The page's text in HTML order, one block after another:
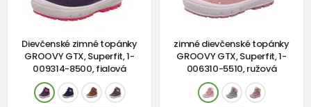
Dievčenské zimné topánky
GROOVY GTX, Superfit, 1-
009314-8500, fialová
zimné dievčenské topánky
GROOVY GTX, Superfit, 1-
006310-5510, ružová